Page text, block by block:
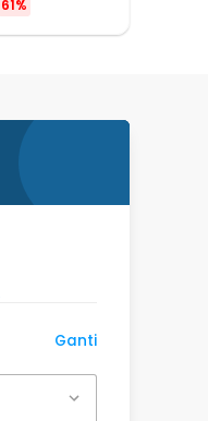
61%
Ganti